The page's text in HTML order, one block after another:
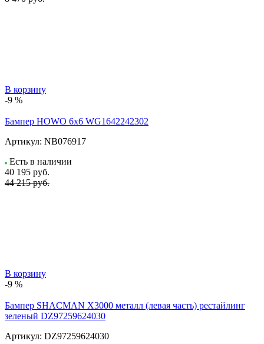
В корзину
-9 %
Бампер HOWO 6х6 WG1642242302
Артикул: NB076917
Есть в наличии
40 195 руб.
44 215 руб.
В корзину
-9 %
Бампер SHACMAN X3000 металл (левая часть) рестайлинг
зеленый DZ97259624030
Артикул: DZ97259624030